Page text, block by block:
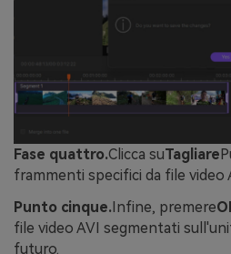
Fase quattro.Clicca suTagliare
frammenti specifici da file video
Punto cinque. Infine, premere
file video AVI segmentati
futuro.